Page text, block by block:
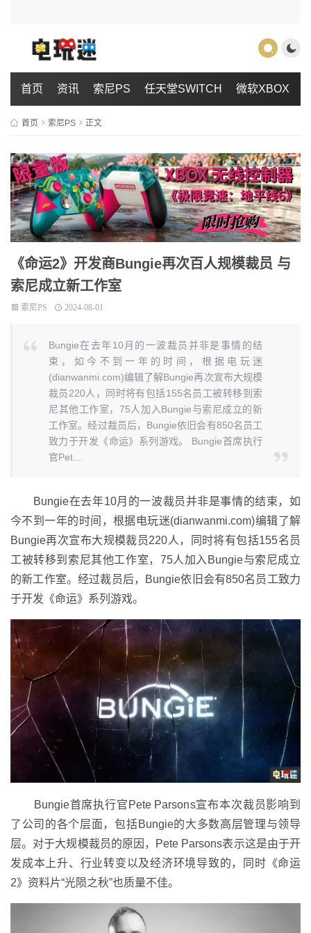
首页 资讯 索尼PS 任天堂SWITCH 微软XBOX
首页 索尼PS 正文
《命运2》开发商Bungie再次百人规模裁员 与
索尼成立新工作室
索尼PS 2024-08-01
Bungie在去年10月的一波裁员并非是事情的结
束，如今不到一年的时间，根据电玩迷
(dianwanmi.com)编辑了解Bungie再次宣布大规模
裁员220人，同时将有包括155名员工被转移到索
尼其他工作室，75人加入Bungie与索尼成立的新
工作室。经过裁员后，Bungie依旧会有850名员工
致力于开发《命运》系列游戏。 Bungie首席执行
官Pet...
Bungie在去年10月的一波裁员并非是事情的结束，如
今不到一年的时间，根据电玩迷(dianwanmi.com)编辑了解
Bungie再次宣布大规模裁员220人，同时将有包括155名员
工被转移到索尼其他工作室，75人加入Bungie与索尼成立
的新工作室。经过裁员后，Bungie依旧会有850名员工致力
于开发《命运》系列游戏。
Bungie首席执行官Pete Parsons宣布本次裁员影响到
了公司的各个层面，包括Bungie的大多数高层管理与领导
层。对于大规模裁员的原因，Pete Parsons表示这是由于开
发成本上升、行业转变以及经济环境导致的，同时《命运
2》资料片“光陨之秋”也质量不佳。